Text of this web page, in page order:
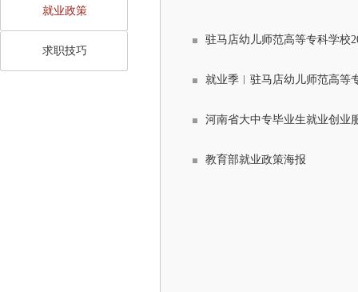
就业政策
求职技巧
驻马店幼儿师范高等专科学校
就业季︱驻马店幼儿师范高等
河南省大中专毕业生就业创业
教育部就业政策海报